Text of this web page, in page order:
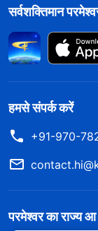
सर्वशक्तिमान
हमसे संपर्क करें
+91-970-
परमेश्वर का राज्य आ